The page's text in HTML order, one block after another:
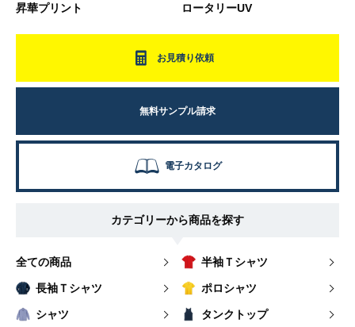
昇華プリント ロータリーUV
お見積り依頼
無料サンプル請求
電子カタログ
カテゴリーから商品を探す
全ての商品 半袖Ｔシャツ
長袖Ｔシャツ ポロシャツ
シャツ タンクトップ